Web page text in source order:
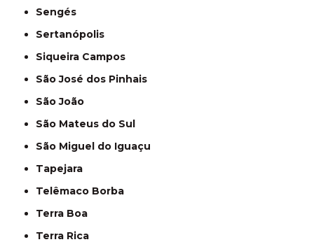
Sengés
Sertanópolis
Siqueira Campos
São José dos Pinhais
São João
São Mateus do Sul
São Miguel do Iguaçu
Tapejara
Telêmaco Borba
Terra Boa
Terra Rica